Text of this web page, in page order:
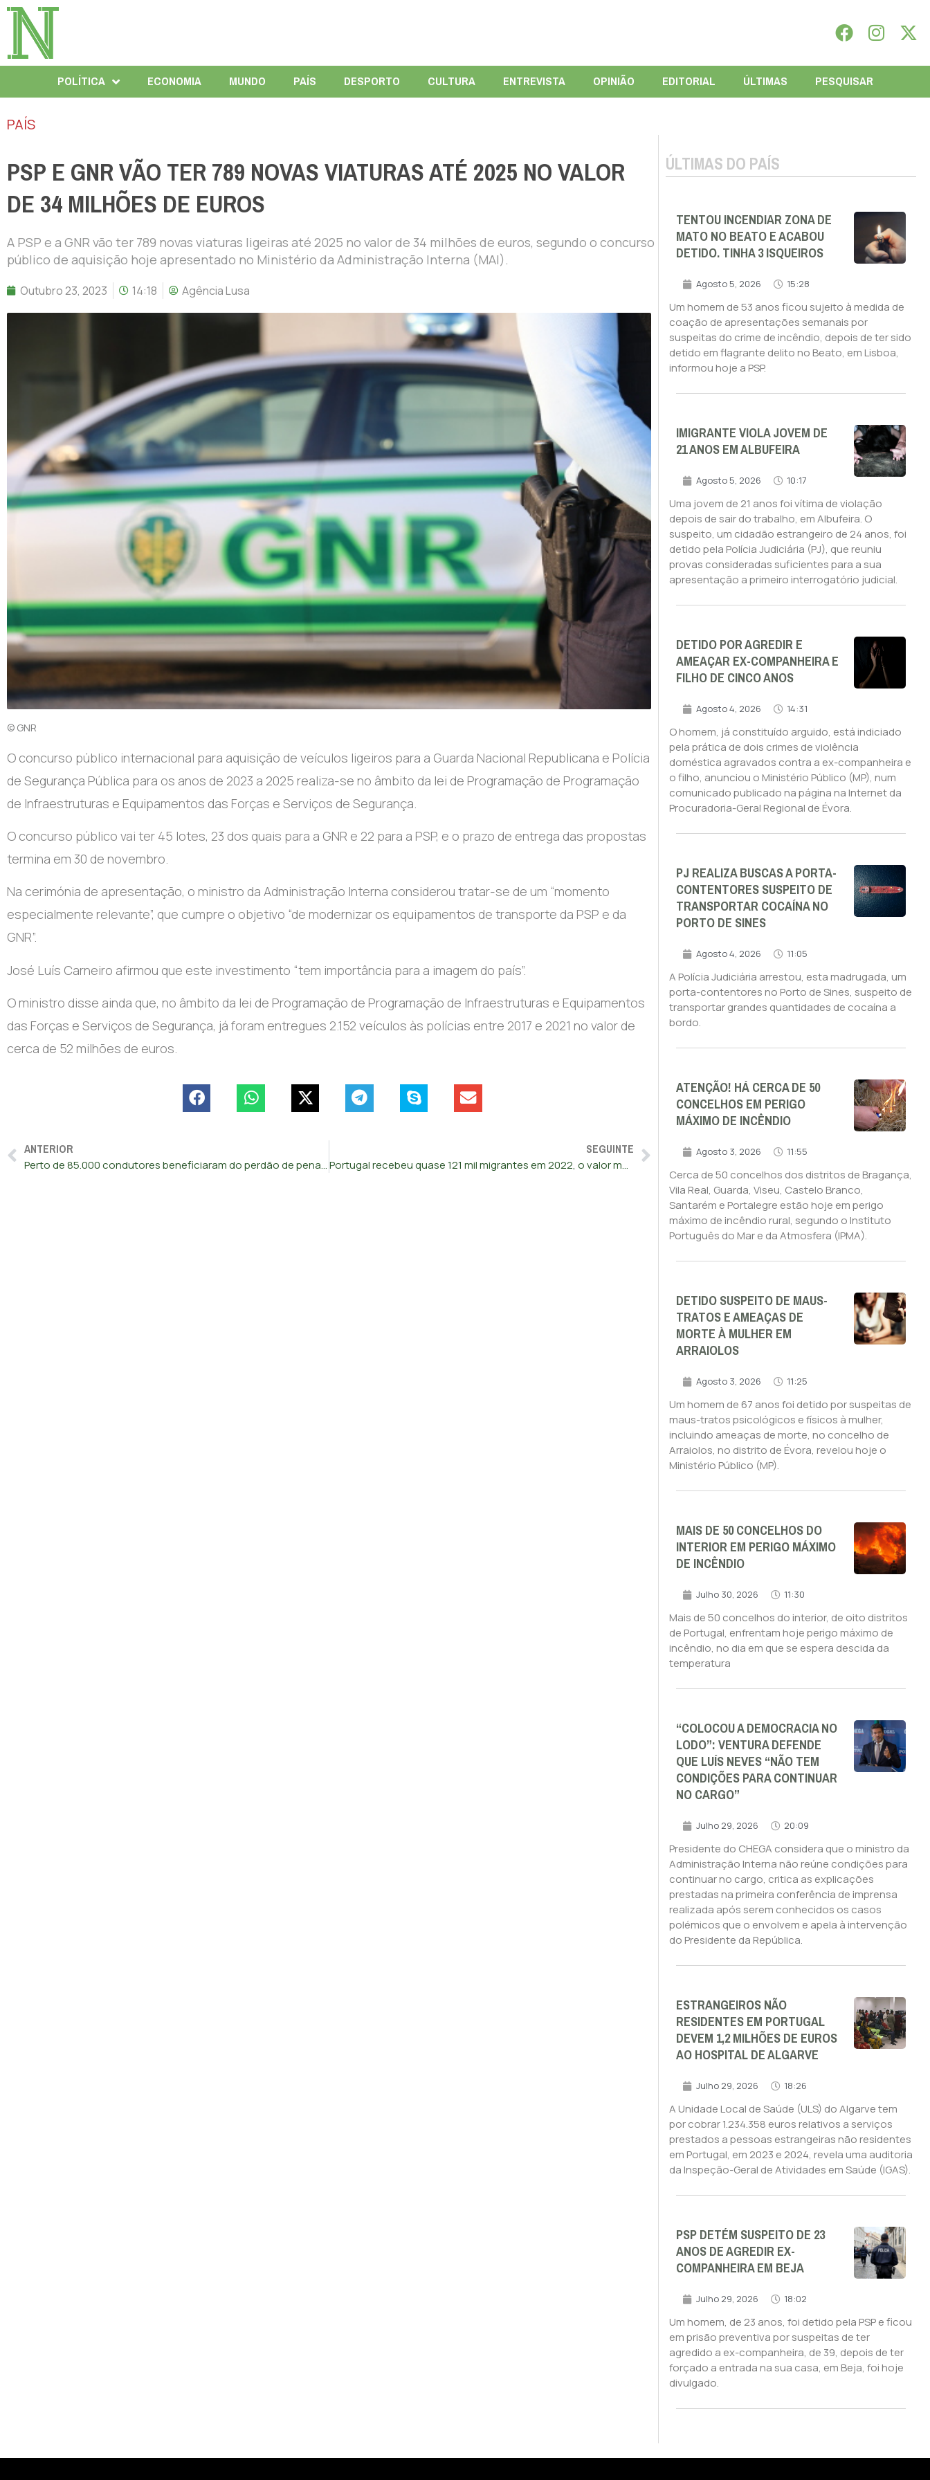
POLÍTICA ECONOMIA MUNDO PAÍS DESPORTO CULTURA ENTREVISTA OPINIÃO EDITORIAL ÚLTIMAS PESQUISAR
PAÍS
PSP E GNR VÃO TER 789 NOVAS VIATURAS ATÉ 2025 NO VALOR
DE 34 MILHÕES DE EUROS
A PSP e a GNR vão ter 789 novas viaturas ligeiras até 2025 no valor de 34 milhões de euros, segundo o concurso
público de aquisição hoje apresentado no Ministério da Administração Interna (MAI).
Outubro 23, 2023 14:18 Agência Lusa
© GNR
O concurso público internacional para aquisição de veículos ligeiros para a Guarda Nacional Republicana e Polícia
de Segurança Pública para os anos de 2023 a 2025 realiza-se no âmbito da lei de Programação de Programação
de Infraestruturas e Equipamentos das Forças e Serviços de Segurança.
O concurso público vai ter 45 lotes, 23 dos quais para a GNR e 22 para a PSP, e o prazo de entrega das propostas
termina em 30 de novembro.
Na cerimónia de apresentação, o ministro da Administração Interna considerou tratar-se de um “momento
especialmente relevante”, que cumpre o objetivo “de modernizar os equipamentos de transporte da PSP e da
GNR”.
José Luís Carneiro afirmou que este investimento “tem importância para a imagem do país”.
O ministro disse ainda que, no âmbito da lei de Programação de Programação de Infraestruturas e Equipamentos
das Forças e Serviços de Segurança, já foram entregues 2.152 veículos às polícias entre 2017 e 2021 no valor de
cerca de 52 milhões de euros.
ANTERIOR
Perto de 85.000 condutores beneficiaram do perdão de penas das infrações rodoviárias
SEGUINTE
Portugal recebeu quase 121 mil migrantes em 2022, o valor mais alto dos últimos nove anos
ÚLTIMAS DO PAÍS
TENTOU INCENDIAR ZONA DE
MATO NO BEATO E ACABOU
DETIDO. TINHA 3 ISQUEIROS
Agosto 5, 2026 15:28
Um homem de 53 anos ficou sujeito à medida de
coação de apresentações semanais por
suspeitas do crime de incêndio, depois de ter sido
detido em flagrante delito no Beato, em Lisboa,
informou hoje a PSP.
IMIGRANTE VIOLA JOVEM DE
21 ANOS EM ALBUFEIRA
Agosto 5, 2026 10:17
Uma jovem de 21 anos foi vítima de violação
depois de sair do trabalho, em Albufeira. O
suspeito, um cidadão estrangeiro de 24 anos, foi
detido pela Polícia Judiciária (PJ), que reuniu
provas consideradas suficientes para a sua
apresentação a primeiro interrogatório judicial.
DETIDO POR AGREDIR E
AMEAÇAR EX-COMPANHEIRA E
FILHO DE CINCO ANOS
Agosto 4, 2026 14:31
O homem, já constituído arguido, está indiciado
pela prática de dois crimes de violência
doméstica agravados contra a ex-companheira e
o filho, anunciou o Ministério Público (MP), num
comunicado publicado na página na Internet da
Procuradoria-Geral Regional de Évora.
PJ REALIZA BUSCAS A PORTA-
CONTENTORES SUSPEITO DE
TRANSPORTAR COCAÍNA NO
PORTO DE SINES
Agosto 4, 2026 11:05
A Polícia Judiciária arrestou, esta madrugada, um
porta-contentores no Porto de Sines, suspeito de
transportar grandes quantidades de cocaína a
bordo.
ATENÇÃO! HÁ CERCA DE 50
CONCELHOS EM PERIGO
MÁXIMO DE INCÊNDIO
Agosto 3, 2026 11:55
Cerca de 50 concelhos dos distritos de Bragança,
Vila Real, Guarda, Viseu, Castelo Branco,
Santarém e Portalegre estão hoje em perigo
máximo de incêndio rural, segundo o Instituto
Português do Mar e da Atmosfera (IPMA).
DETIDO SUSPEITO DE MAUS-
TRATOS E AMEAÇAS DE
MORTE À MULHER EM
ARRAIOLOS
Agosto 3, 2026 11:25
Um homem de 67 anos foi detido por suspeitas de
maus-tratos psicológicos e físicos à mulher,
incluindo ameaças de morte, no concelho de
Arraiolos, no distrito de Évora, revelou hoje o
Ministério Público (MP).
MAIS DE 50 CONCELHOS DO
INTERIOR EM PERIGO MÁXIMO
DE INCÊNDIO
Julho 30, 2026 11:30
Mais de 50 concelhos do interior, de oito distritos
de Portugal, enfrentam hoje perigo máximo de
incêndio, no dia em que se espera descida da
temperatura
“COLOCOU A DEMOCRACIA NO
LODO”: VENTURA DEFENDE
QUE LUÍS NEVES “NÃO TEM
CONDIÇÕES PARA CONTINUAR
NO CARGO”
Julho 29, 2026 20:09
Presidente do CHEGA considera que o ministro da
Administração Interna não reúne condições para
continuar no cargo, critica as explicações
prestadas na primeira conferência de imprensa
realizada após serem conhecidos os casos
polémicos que o envolvem e apela à intervenção
do Presidente da República.
ESTRANGEIROS NÃO
RESIDENTES EM PORTUGAL
DEVEM 1,2 MILHÕES DE EUROS
AO HOSPITAL DE ALGARVE
Julho 29, 2026 18:26
A Unidade Local de Saúde (ULS) do Algarve tem
por cobrar 1.234.358 euros relativos a serviços
prestados a pessoas estrangeiras não residentes
em Portugal, em 2023 e 2024, revela uma auditoria
da Inspeção-Geral de Atividades em Saúde (IGAS).
PSP DETÉM SUSPEITO DE 23
ANOS DE AGREDIR EX-
COMPANHEIRA EM BEJA
Julho 29, 2026 18:02
Um homem, de 23 anos, foi detido pela PSP e ficou
em prisão preventiva por suspeitas de ter
agredido a ex-companheira, de 39, depois de ter
forçado a entrada na sua casa, em Beja, foi hoje
divulgado.